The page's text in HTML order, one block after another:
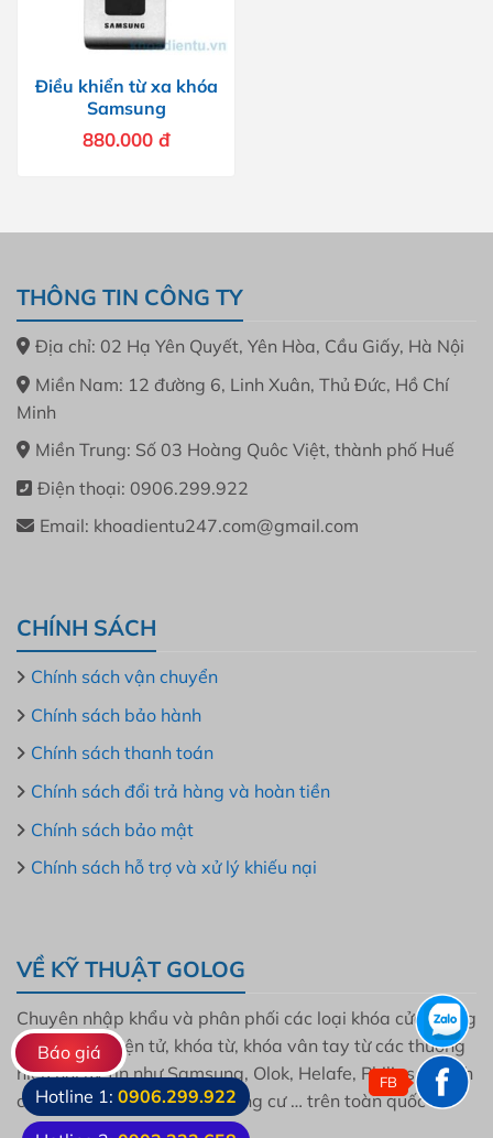
Điều khiển từ xa khóa
Samsung
880.000 đ
THÔNG TIN CÔNG TY
Địa chỉ: 02 Hạ Yên Quyết, Yên Hòa, Cầu Giấy, Hà Nội
Miền Nam: 12 đường 6, Linh Xuân, Thủ Đức, Hồ Chí
Minh
Miền Trung: Số 03 Hoàng Quôc Việt, thành phố Huế
Điện thoại: 0906.299.922
Email: khoadientu247.com@gmail.com
CHÍNH SÁCH
Chính sách vận chuyển
Chính sách bảo hành
Chính sách thanh toán
Chính sách đổi trả hàng và hoàn tiền
Chính sách bảo mật
Chính sách hỗ trợ và xử lý khiếu nại
VỀ KỸ THUẬT GOLOG
Chuyên nhập khẩu và phân phối các loại khóa cửa thông
minh, khóa điện tử, khóa từ, khóa vân tay từ các thương
hiệu nổi uy tín như Samsung, Olok, Helafe, Philips, Bosch
cho mọi gia đình, dự án, chung cư … trên toàn quốc
Báo giá
Hotline 1: 0906.299.922
FB